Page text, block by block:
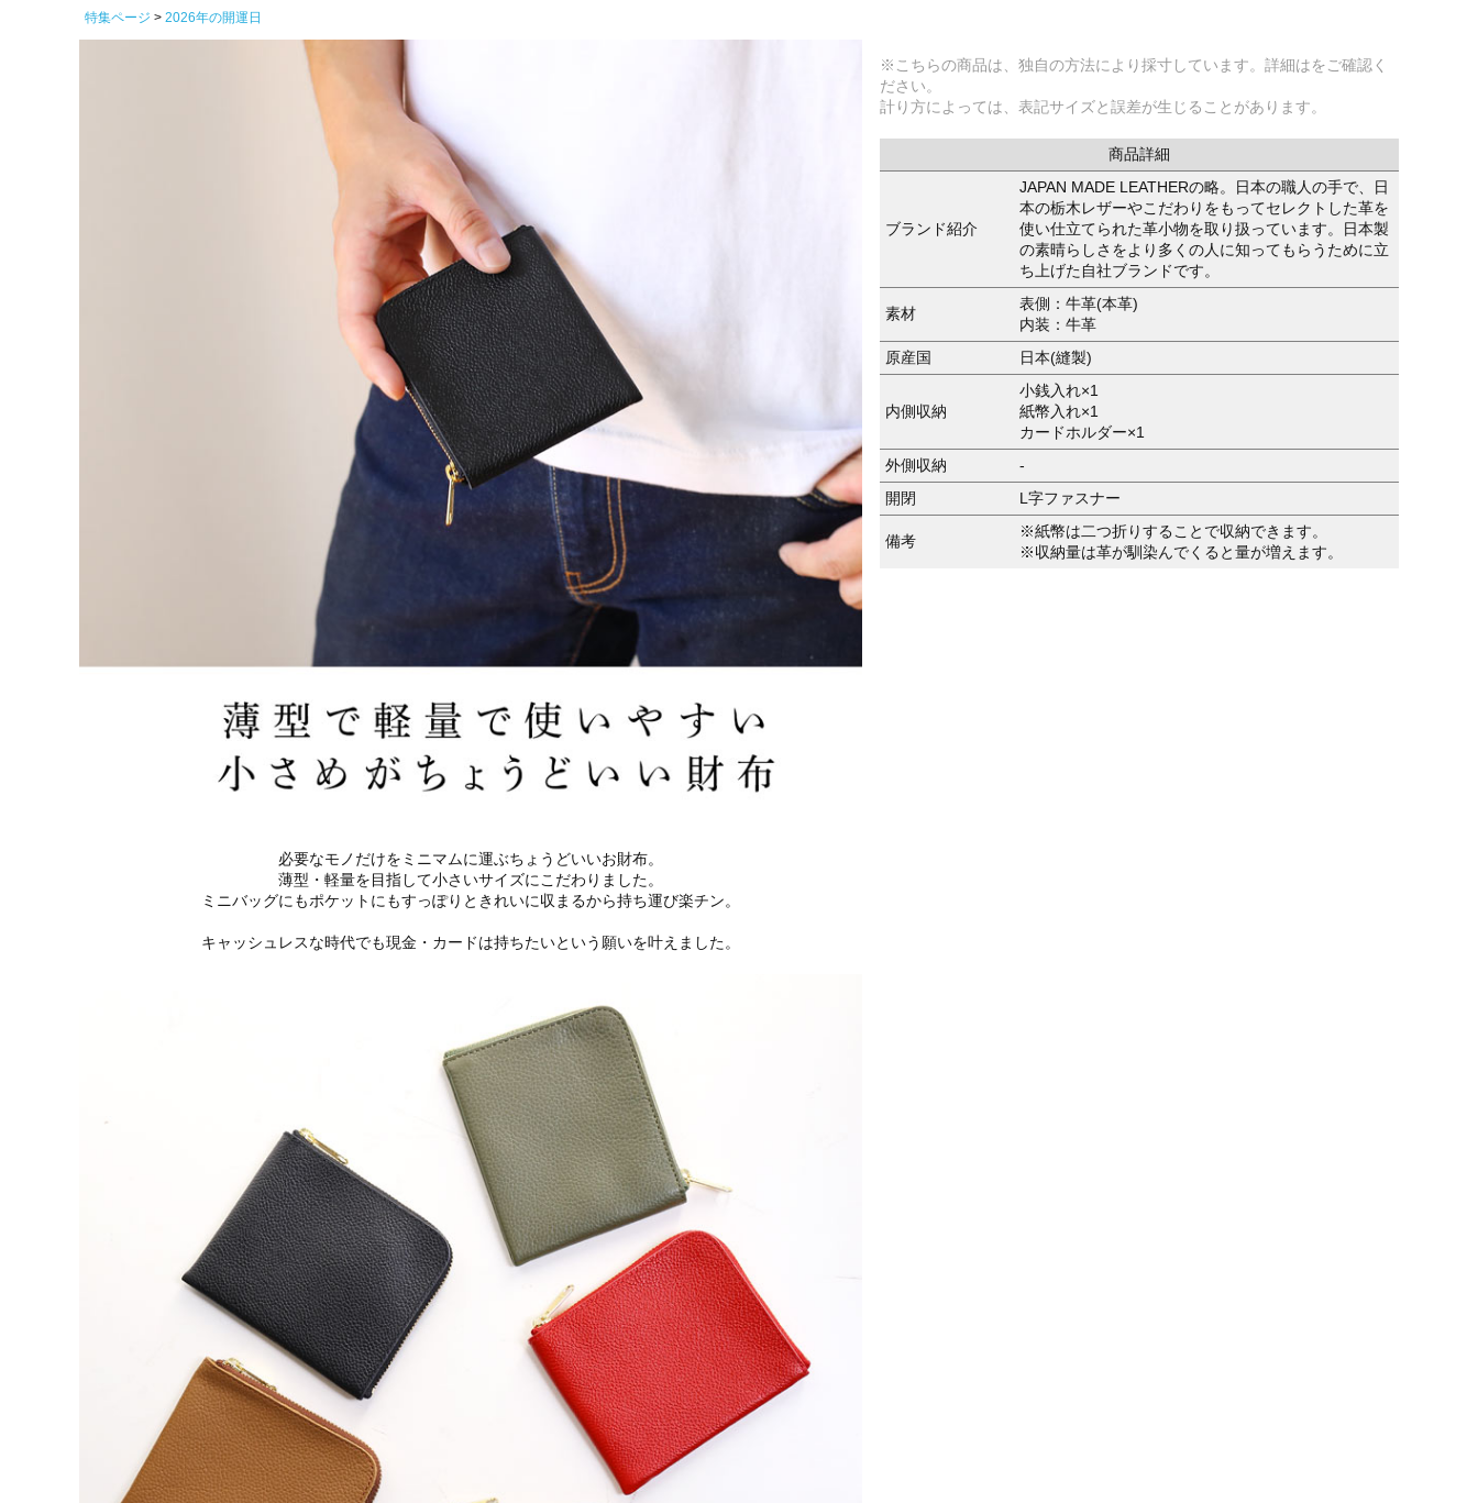
特集ページ
2026年の開運日
必要なモノだけをミニマムに運ぶちょうどいいお財布。
薄型・軽量を目指して小さいサイズにこだわりました。
ミニバッグにもポケットにもすっぽりときれいに収まるから持ち運び楽チン。
キャッシュレスな時代でも現金・カードは持ちたいという願いを叶えました。
※こちらの商品は、独自の方法により採寸しています。詳細はをご確認く
ださい。
計り方によっては、表記サイズと誤差が生じることがあります。
商品詳細
ブランド紹介
JAPAN MADE LEATHERの略。日本の職人の手で、日
本の栃木レザーやこだわりをもってセレクトした革を
使い仕立てられた革小物を取り扱っています。日本製
の素晴らしさをより多くの人に知ってもらうために立
ち上げた自社ブランドです。
素材
表側：牛革(本革)
内装：牛革
原産国
日本(縫製)
内側収納
小銭入れ×1
紙幣入れ×1
カードホルダー×1
外側収納
-
開閉
L字ファスナー
備考
※紙幣は二つ折りすることで収納できます。
※収納量は革が馴染んでくると量が増えます。